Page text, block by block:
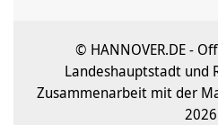
© HANNOVER.DE -
Landeshauptstadt und
Zusammenarbeit mit der
2026